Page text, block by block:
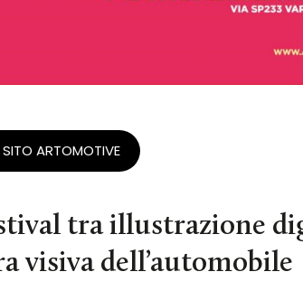
SITO ARTOMOTIVE
tra illustrazione
visiva dell’automobile